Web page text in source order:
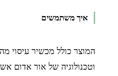
איך משתמשים
המוצר כולל מכשיר עיסוי
וטכנולוגיה של אור אדום